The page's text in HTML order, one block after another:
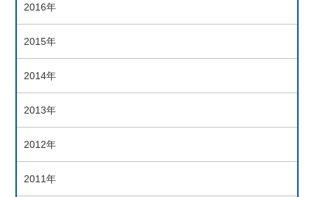
2016年
2015年
2014年
2013年
2012年
2011年